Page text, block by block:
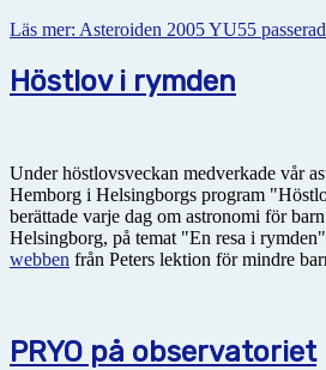
Läs mer: Asteroiden 2005 YU55
Höstlov i rymden
Under höstlovsveckan medverkade vår
Hemborg i Helsingborgs program
berättade varje dag om astronomi för
Helsingborg, på temat "En resa i
webben från Peters lektion för mindre
PRYO på observatoriet